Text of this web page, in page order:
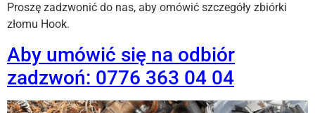
Proszę zadzwonić do nas, aby omówić szczegóły zbiórki
złomu Hook.
Aby umówić się na odbiór
zadzwoń: 0776 363 04 04